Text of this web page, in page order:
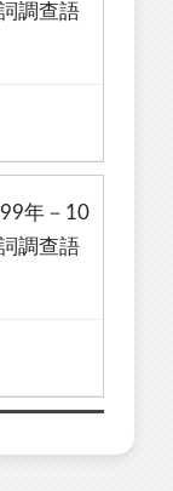
調查語
年－10
調查語